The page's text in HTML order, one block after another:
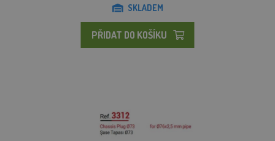
SKLADEM
PŘIDAT DO KOŠÍKU